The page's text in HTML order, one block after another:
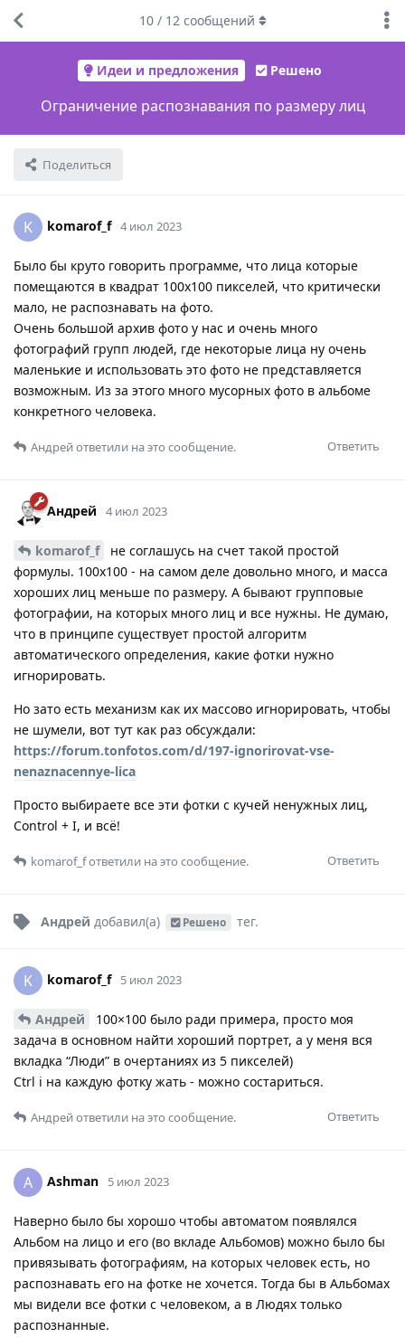
Идеи и предложения Решено
Ограничение распознавания по размеру лиц
Поделиться
10/ 12сообщений
K komarof_f 4 июл 2023
Было бы круто говорить программе, что лица которые
помещаются в квадрат 100х100 пикселей, что критически
мало, не распознавать на фото.
Очень большой архив фото у нас и очень много
фотографий групп людей, где некоторые лица ну очень
маленькие и использовать это фото не представляется
возможным. Из за этого много мусорных фото в альбоме
конкретного человека.
Ответить
Андрейответили на это сообщение.
Андрей 4 июл 2023
komarof_f
не соглашусь на счет такой простой
формулы. 100х100 - на самом деле довольно много, и масса
хороших лиц меньше по размеру. А бывают групповые
фотографии, на которых много лиц и все нужны. Не думаю,
что в принципе существует простой алгоритм
автоматического определения, какие фотки нужно
игнорировать.
Но зато есть механизм как их массово игнорировать, чтобы
не шумели, вот тут как раз обсуждали:
https://forum.tonfotos.com/d/197-ignorirovat-vse-
nenaznacennye-lica
Просто выбираете все эти фотки с кучей ненужных лиц,
Control + I, и всё!
Ответить
komarof_fответили на это сообщение.
Андрей добавил(а) Решено тег.
K komarof_f 5 июл 2023
Андрей
100×100 было ради примера, просто моя
задача в основном найти хороший портрет, а у меня вся
вкладка “Люди” в очертаниях из 5 пикселей)
Ctrl i на каждую фотку жать - можно состариться.
Ответить
Андрейответили на это сообщение.
A Ashman 5 июл 2023
Наверно было бы хорошо чтобы автоматом появлялся
Альбом на лицо и его (во вкладе Альбомов) можно было бы
привязывать фотографиям, на которых человек есть, но
распознавать его на фотке не хочется. Тогда бы в Альбомах
мы видели все фотки с человеком, а в Людях только
распознанные.